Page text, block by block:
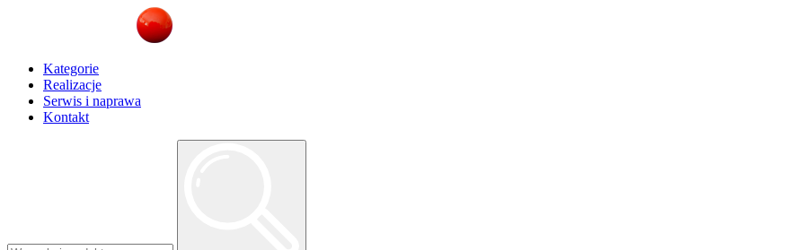
Kategorie
Realizacje
Serwis i naprawa
Kontakt